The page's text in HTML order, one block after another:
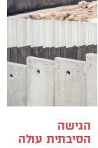
הגישה
הסיבתית עולה